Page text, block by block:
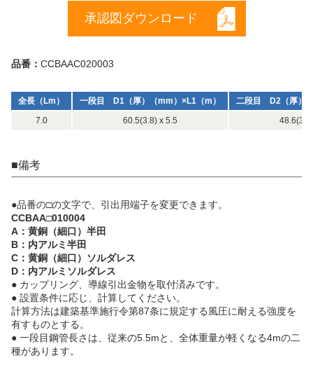
承認図ダウンロード
品番： CCBAAC020003
全長（Lm） 一段目 D1（厚）（mm）×L1（m）
二段目 D2（厚）
7.0
60.5(3.8) x 5.5
■備考
●品番の□の文字で、引出用端子を変更できます。
CCBAA□010004
A：黄銅（細口）半田
B：内アルミ半田
C：黄銅（細口）ソルダレス
D：内アルミソルダレス
● カップリング、導線引出金物を取付済みです。
● 設置条件に応じ、計算してください。
計算方法は建築基準施行令第87条に規定する風圧に耐える強度を
有すものとする。
● 一段目鋼管長さは、従来の5.5mと、全体重量が軽くなる4mの二
種があります。